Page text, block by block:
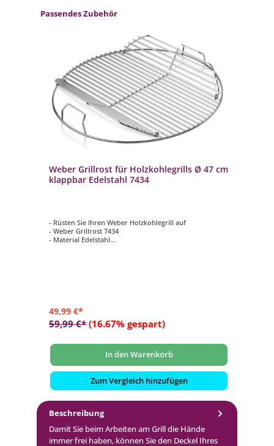
Produktgalerie überspringen
Passendes Zubehör
Weber Grillrost für Holzkohlegrills Ø 47 cm
klappbar Edelstahl 7434
- Rüsten Sie Ihren Weber Holzkohlegrill auf
- Weber Grillrost 7434
- Material Edelstahl
49,99 €*
59,99 €* (16.67% gespart)
In den Warenkorb
Zum Vergleich hinzufügen
Beschreibung
Damit Sie beim Arbeiten am Grill die Hände
immer frei haben, können Sie den Deckel Ihres